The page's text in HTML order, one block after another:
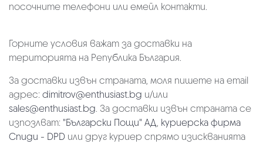
посочните телефони или емейл контакти.
Горните условия важат за доставки на
територията на Република България.
За доставки извън страната, моля пишете на email
адрес: dimitrov@enthusiast.bg и/или
sales@enthusiast.bg. За доставки извън страната се
изпозлват: "Български Пощи" АД, куриерска фирма
Спиди - DPD или друг куриер спрямо изискванията